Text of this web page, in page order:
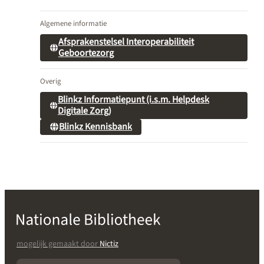
Algemene informatie
Afsprakenstelsel Interoperabiliteit
Geboortezorg
Overig
Blinkz Informatiepunt (i.s.m. Helpdesk
Digitale Zorg)
Blinkz Kennisbank
mogelijk gemaakt doorNictiz